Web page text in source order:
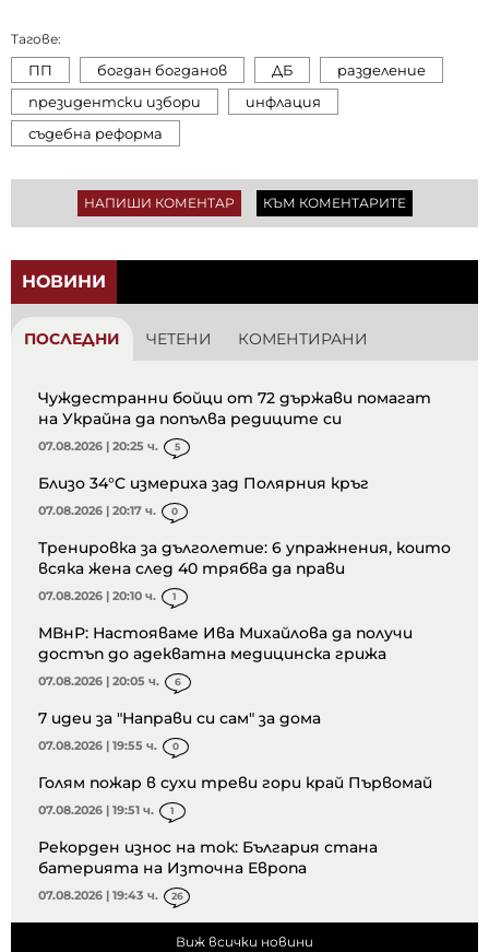
Тагове:
ПП богдан богданов ДБ
разделение
президентски избори
инфлация
съдебна реформа
НАПИШИ КОМЕНТАР КЪМ КОМЕНТАРИТЕ
НОВИНИ
ПОСЛЕДНИ ЧЕТЕНИ КОМЕНТИРАНИ
Чуждестранни бойци от 72 държави помагат
на Украйна да попълва редиците си
07.08.2026 | 20:25 ч. 5
Близо 34°C измериха зад Полярния кръг
07.08.2026 | 20:17 ч. 0
Тренировка за дълголетие: 6 упражнения, които
всяка жена след 40 трябва да прави
07.08.2026 | 20:10 ч. 1
МВнР: Настояваме Ива Михайлова да получи
достъп до адекватна медицинска грижа
07.08.2026 | 20:05 ч. 6
7 идеи за "Направи си сам" за дома
07.08.2026 | 19:55 ч. 0
Голям пожар в сухи треви гори край Първомай
07.08.2026 | 19:51 ч. 1
Рекорден износ на ток: България стана
батерията на Източна Европа
07.08.2026 | 19:43 ч. 26
Виж всички новини